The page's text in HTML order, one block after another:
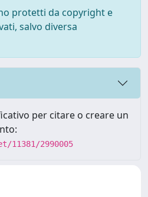
protetti da copyright e
salvo diversa
per citare o creare un
2990005